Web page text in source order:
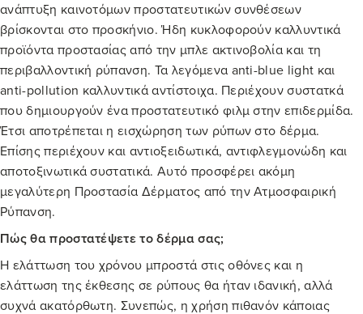
ανάπτυξη καινοτόμων προστατευτικών συνθέσεων
βρίσκονται στο προσκήνιο. Ήδη κυκλοφορούν καλλυντικά
προϊόντα προστασίας από την μπλε ακτινοβολία και τη
περιβαλλοντική ρύπανση. Τα λεγόμενα anti-blue light και
anti-pollution καλλυντικά αντίστοιχα. Περιέχουν συστατκά
που δημιουργούν ένα προστατευτικό φιλμ στην επιδερμίδα.
Έτσι αποτρέπεται η εισχώρηση των ρύπων στο δέρμα.
Επίσης περιέχουν και αντιοξειδωτικά, αντιφλεγμονώδη και
αποτοξινωτικά συστατικά. Αυτό προσφέρει ακόμη
μεγαλύτερη Προστασία Δέρματος από την Ατμοσφαιρική
Ρύπανση.
Πώς θα προστατέψετε το δέρμα σας;
Η ελάττωση του χρόνου μπροστά στις οθόνες και η
ελάττωση της έκθεσης σε ρύπους θα ήταν ιδανική, αλλά
συχνά ακατόρθωτη. Συνεπώς, η χρήση πιθανόν κάποιας